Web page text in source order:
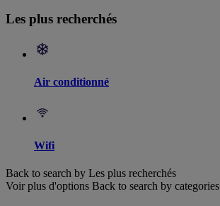
Les plus recherchés
Air conditionné
Wifi
Back to search by Les plus recherchés
Voir plus d'options Back to search by categories